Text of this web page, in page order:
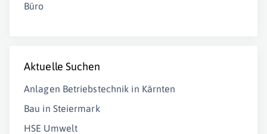
Büro
Aktuelle Suchen
Anlagen Betriebstechnik in Kärnten
Bau in Steiermark
HSE Umwelt